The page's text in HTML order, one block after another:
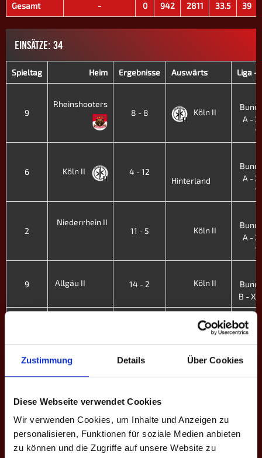
Zustimmung Details Über Cookies
Diese Webseite verwendet Cookies
Wir verwenden Cookies, um Inhalte und Anzeigen zu
personalisieren, Funktionen für soziale Medien anbieten
zu können und die Zugriffe auf unsere Website zu
Gesamt - 0 942 2811 33.5 39
EINSÄTZE: 34
Spieltag Heim Ergebnisse Auswärts Liga -
9
Rheinshooters
8 - 8
Köln II
A -
6 Köln II
4 - 12
Hinterland
A -
2
Niederrhein II
11 - 5
Köln II
A -
9 Allgäu II 14 - 2 Köln II
B -
Köln II
B - XI.
6
Dortmund II
15 - 1
Köln II
3 Köln II 0 - 16
Budapest
B - XI.